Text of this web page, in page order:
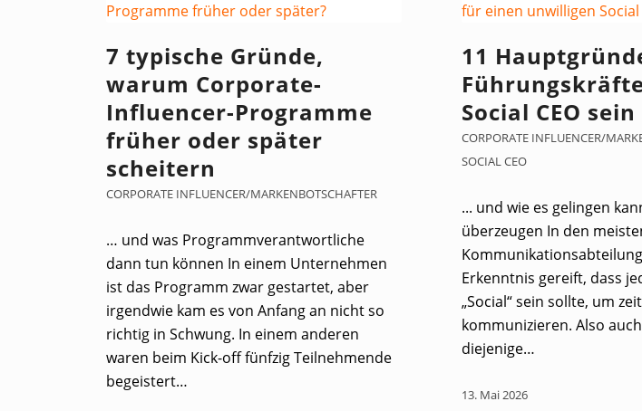
7 typische Gründe,
warum Corporate-
Influencer-Programme
früher oder später
scheitern
CORPORATE INFLUENCER/MARKENBOTSCHAFTER
… und was Programmverantwortliche
dann tun können In einem Unternehmen
ist das Programm zwar gestartet, aber
irgendwie kam es von Anfang an nicht so
richtig in Schwung. In einem anderen
waren beim Kick-off fünfzig Teilnehmende
begeistert…
11
Social CEO
CORPORATE INFLUENCER/
SOCIAL CEO
... und wie es gelingen
überzeugen In den
Erkenntnis gereift, dass
„Social“ sein sollte, um
kommunizieren. Also
diejenige…
13. Mai 2026